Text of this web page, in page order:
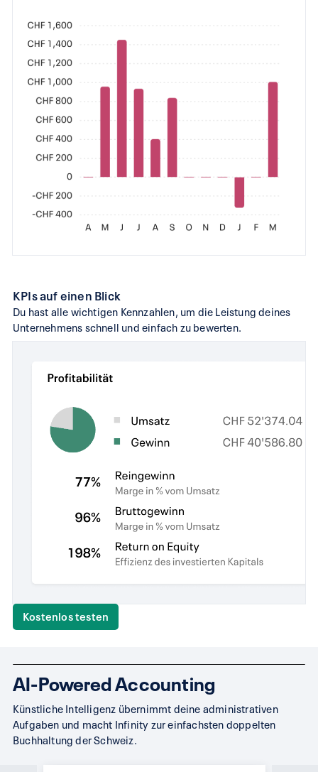
KPIs auf einen Blick
Du hast alle wichtigen Kennzahlen, um die Leistung deines
Unternehmens schnell und einfach zu bewerten.
Kostenlos testen
AI-Powered Accounting
Künstliche Intelligenz übernimmt deine administrativen
Aufgaben und macht Infinity zur einfachsten doppelten
Buchhaltung der Schweiz.